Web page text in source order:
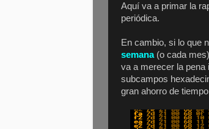
Aquí va a primar la
periódica.
En cambio, si lo que
semana(o cada
va a merecer la pena
subcampos
gran ahorro de